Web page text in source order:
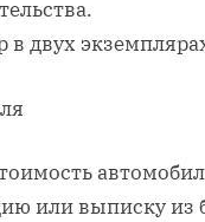
двух
или выписку из